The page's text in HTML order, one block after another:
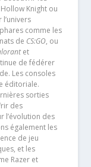
Knight ou
comme les
de CS:GO, ou
et
de fédérer
Les consoles
éditoriale.
sorties
des
l’évolution des
également les
de jeu
et les
Razer et